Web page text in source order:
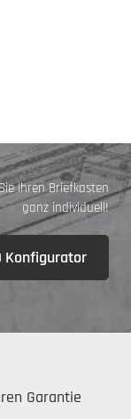
Ihren Briefkasten
ganz individuell!
Konfigurator
Garantie